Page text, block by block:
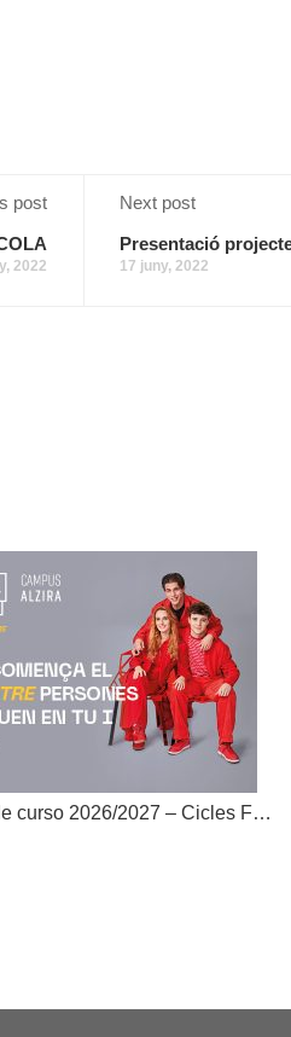
post
2022
Next post
Presentació
17 juny, 2022
Dates inici de curso 2026/2027 – Cicles Formatius